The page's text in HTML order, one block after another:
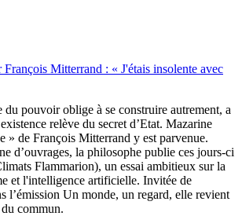
Mitterrand : « J'étais insolente avec
du pouvoir oblige à se construire autrement, a
relève du secret d’Etat. Mazarine
» de François Mitterrand y est parvenue.
d’ouvrages, la philosophe publie ces jours-ci
Flammarion), un essai ambitieux sur la
et l'intelligence artificielle. Invitée de
l’émission Un monde, un regard, elle revient
commun.